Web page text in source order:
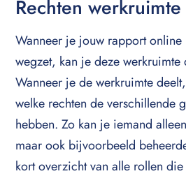
Rechten werkruimte
Wanneer je jouw rapport
wegzet, kan je deze werkruimte
Wanneer je de werkruimte
welke rechten de verschillende
hebben. Zo kan je iemand
maar ook bijvoorbeeld
kort overzicht van alle rollen